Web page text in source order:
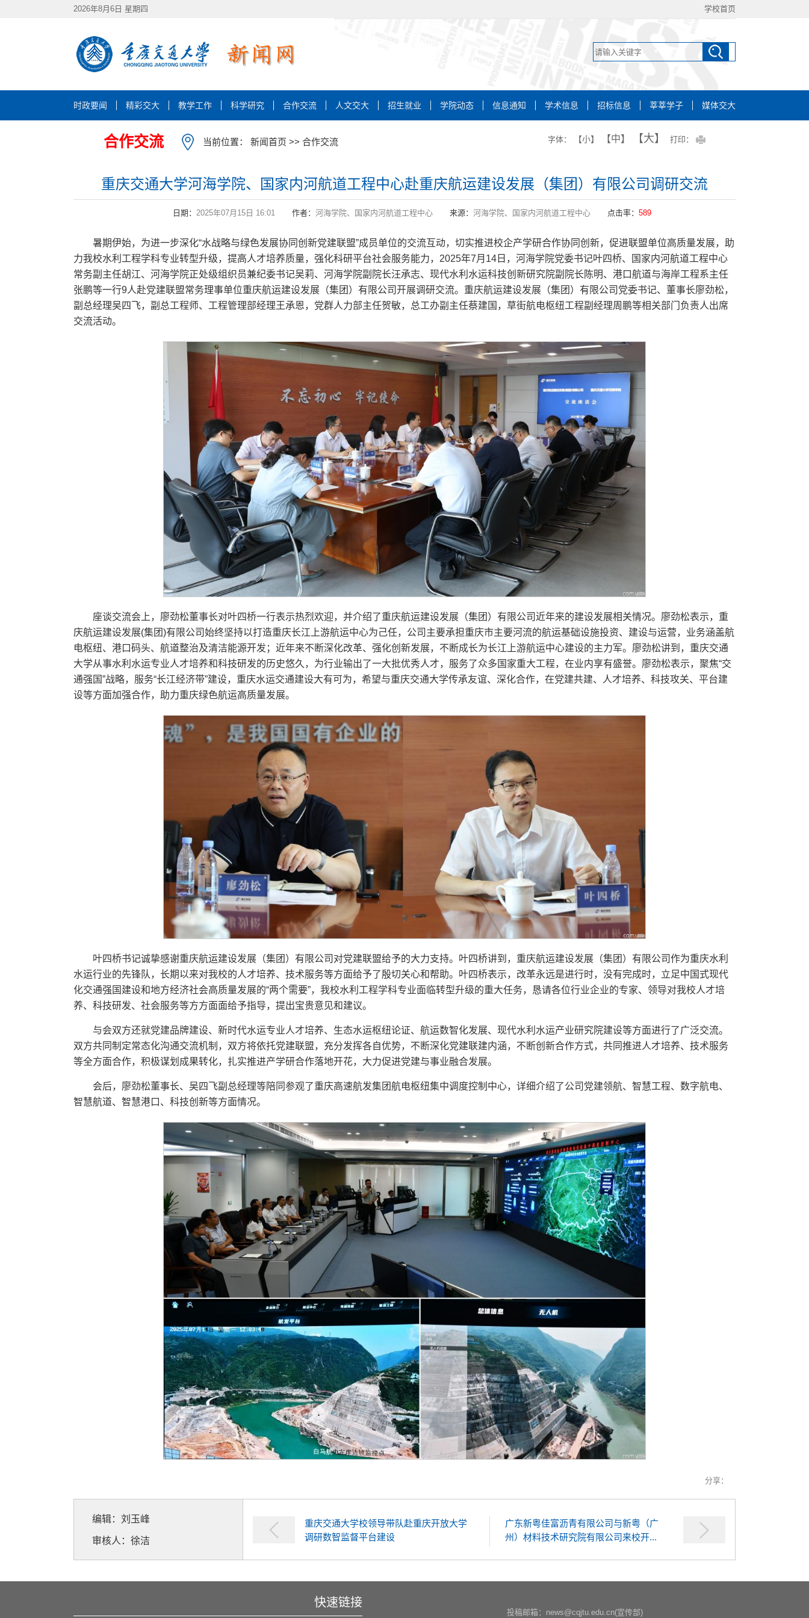
2026年8月6日 星期四 学校首页
时政要闻 精彩交大 教学工作 科学研究 合作交流 人文交大 招生就业 学院动态 信息通知 学术信息 招标信息 莘莘学子 媒体交大
合作交流 当前位置： 新闻首页 >> 合作交流 字体： 【小】 【中】 【大】 打印：
重庆交通大学河海学院、国家内河航道工程中心赴重庆航运建设发展（集团）有限公司调研交流
日期： 2025年07月15日 16:01 作者： 河海学院、国家内河航道工程中心 来源： 河海学院、国家内河航道工程中心 点击率： 589
暑期伊始，为进一步深化“水战略与绿色发展协同创新党建联盟”成员单位的交流互动，切实推进校企产学研合作协同创新，促进联盟单位高质量发展，助
力我校水利工程学科专业转型升级，提高人才培养质量，强化科研平台社会服务能力，2025年7月14日，河海学院党委书记叶四桥、国家内河航道工程中心
常务副主任胡江、河海学院正处级组织员兼纪委书记吴莉、河海学院副院长汪承志、现代水利水运科技创新研究院副院长陈明、港口航道与海岸工程系主任
张鹏等一行9人赴党建联盟常务理事单位重庆航运建设发展（集团）有限公司开展调研交流。重庆航运建设发展（集团）有限公司党委书记、董事长廖劲松，
副总经理吴四飞，副总工程师、工程管理部经理王承恩，党群人力部主任贺敏，总工办副主任蔡建国，草街航电枢纽工程副经理周鹏等相关部门负责人出席
交流活动。
座谈交流会上，廖劲松董事长对叶四桥一行表示热烈欢迎，并介绍了重庆航运建设发展（集团）有限公司近年来的建设发展相关情况。廖劲松表示，重
庆航运建设发展(集团)有限公司始终坚持以打造重庆长江上游航运中心为己任，公司主要承担重庆市主要河流的航运基础设施投资、建设与运营，业务涵盖航
电枢纽、港口码头、航道整治及清洁能源开发；近年来不断深化改革、强化创新发展，不断成长为长江上游航运中心建设的主力军。廖劲松讲到，重庆交通
大学从事水利水运专业人才培养和科技研发的历史悠久，为行业输出了一大批优秀人才，服务了众多国家重大工程，在业内享有盛誉。廖劲松表示，聚焦“交
通强国”战略，服务“长江经济带”建设，重庆水运交通建设大有可为，希望与重庆交通大学传承友谊、深化合作，在党建共建、人才培养、科技攻关、平台建
设等方面加强合作，助力重庆绿色航运高质量发展。
叶四桥书记诚挚感谢重庆航运建设发展（集团）有限公司对党建联盟给予的大力支持。叶四桥讲到，重庆航运建设发展（集团）有限公司作为重庆水利
水运行业的先锋队，长期以来对我校的人才培养、技术服务等方面给予了殷切关心和帮助。叶四桥表示，改革永远是进行时，没有完成时，立足中国式现代
化交通强国建设和地方经济社会高质量发展的“两个需要”，我校水利工程学科专业面临转型升级的重大任务，恳请各位行业企业的专家、领导对我校人才培
养、科技研发、社会服务等方方面面给予指导，提出宝贵意见和建议。
与会双方还就党建品牌建设、新时代水运专业人才培养、生态水运枢纽论证、航运数智化发展、现代水利水运产业研究院建设等方面进行了广泛交流。
双方共同制定常态化沟通交流机制，双方将依托党建联盟，充分发挥各自优势，不断深化党建联建内涵，不断创新合作方式，共同推进人才培养、技术服务
等全方面合作，积极谋划成果转化，扎实推进产学研合作落地开花，大力促进党建与事业融合发展。
会后，廖劲松董事长、吴四飞副总经理等陪同参观了重庆高速航发集团航电枢纽集中调度控制中心，详细介绍了公司党建领航、智慧工程、数字航电、
智慧航道、智慧港口、科技创新等方面情况。
分享：
编辑：刘玉峰
审核人：徐洁
重庆交通大学校领导带队赴重庆开放大学
调研数智监督平台建设
广东新粤佳富沥青有限公司与新粤（广
州）材料技术研究院有限公司来校开...
快速链接
投稿邮箱：news@cqjtu.edu.cn(宣传部)